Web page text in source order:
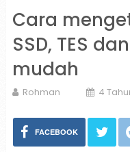
Cara
SSD, TES
mudah
Rohman 4
FACEBOOK